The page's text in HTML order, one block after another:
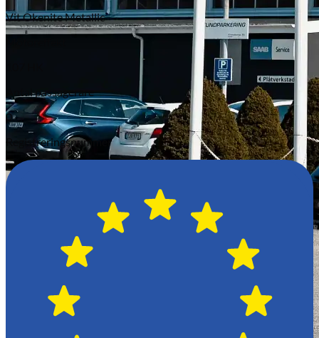
Vit Okenite Metallic
Antal passagerare
0
Registreringsnummer